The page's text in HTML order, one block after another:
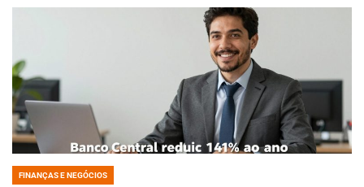
POSTED
FINANÇAS E NEGÓCIOS